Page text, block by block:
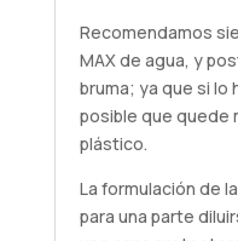
Recomendamos
MAX de agua, y
bruma; ya que si lo
posible que quede
plástico.
La formulación de
para una parte